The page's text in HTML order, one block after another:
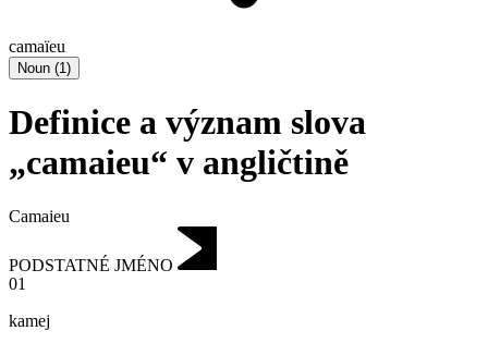
camaïeu
Noun (1)
Definice a význam slova
„camaieu“ v angličtině
Camaieu
PODSTATNÉ JMÉNO
01
kamej